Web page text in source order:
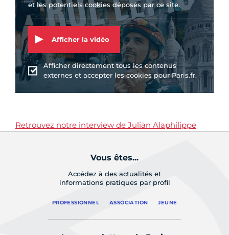
et les potentiels cookies déposés par ce site.
Afficher la vidéo
Afficher directement tous les contenus
externes et accepter les cookies pour Paris.fr.
Retrouvez notre interview de Julian Alaphilippe
Vous êtes...
Accédez à des actualités et
informations pratiques par profil
PROFESSIONNEL ASSOCIATION JEUNE